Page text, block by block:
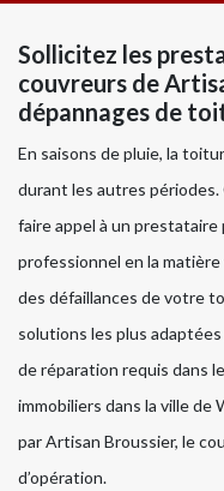
Sollicitez les
couvreurs de
dépannages de
En saisons de pluie, la
durant les autres périodes.
faire appel à un
professionnel en la
des défaillances de votre
solutions les plus
de réparation requis dans
immobiliers dans la ville de
par Artisan Broussier, le
d’opération.